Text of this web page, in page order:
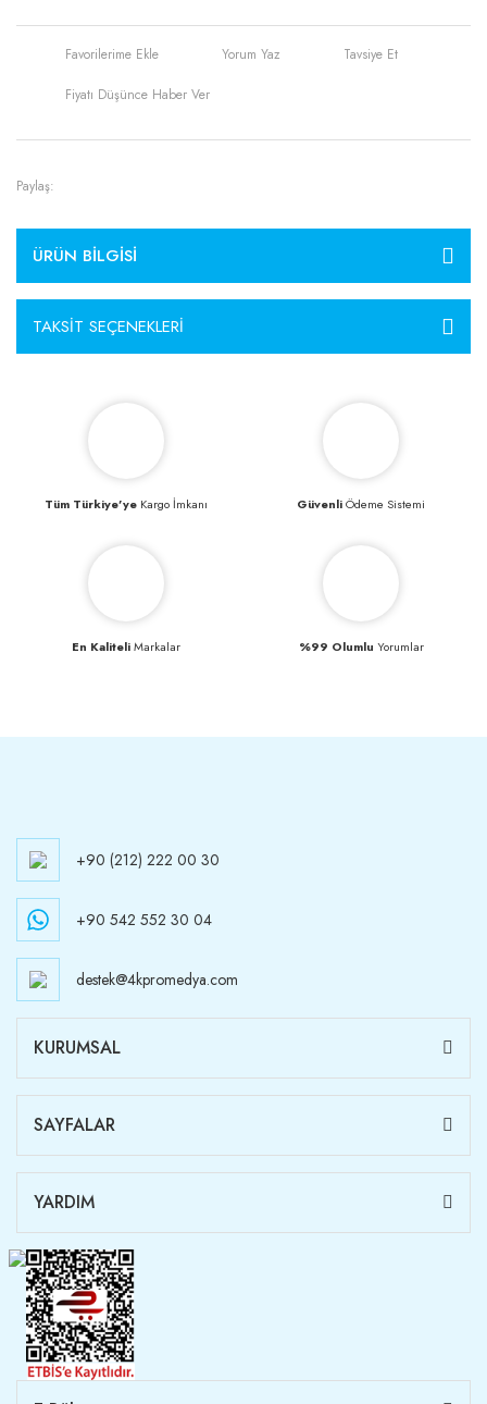
Yorum Yaz Tavsiye Et
Fiyatı Düşünce Haber Ver
Paylaş:
ÜRÜN BILGISI
TAKSIT SEÇENEKLERI
Tüm Türkiye’yeKargo İmkanı GüvenliÖdeme Sistemi
En KaliteliMarkalar %99 Olumlu Yorumlar
+90 (212) 222 00 30
+90 542 552 30 04
destek@4kpromedya.com
KURUMSAL
SAYFALAR
YARDIM